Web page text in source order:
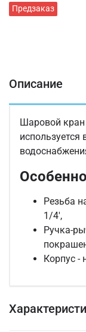
Предзаказ
Описание
Шаровой
используется
Резьба
1/4',
Ручка-
Корпус -